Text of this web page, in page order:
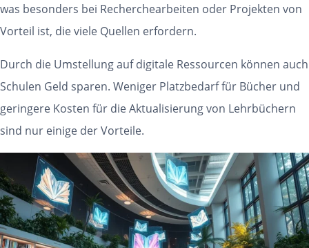
was besonders bei Recherchearbeiten oder Projekten von
Vorteil ist, die viele Quellen erfordern.
Durch die Umstellung auf digitale Ressourcen können auch
Schulen Geld sparen. Weniger Platzbedarf für Bücher und
geringere Kosten für die Aktualisierung von Lehrbüchern
sind nur einige der Vorteile.